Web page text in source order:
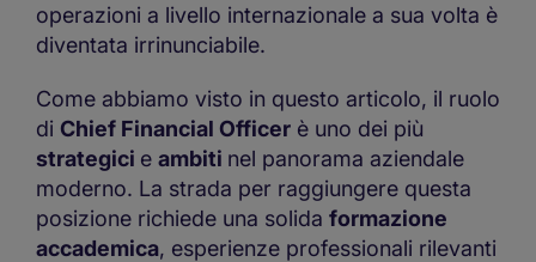
operazioni a livello internazionale a sua volta è
diventata irrinunciabile.
Come abbiamo visto in questo articolo, il ruolo
di Chief Financial Officer è uno dei più
strategici e ambiti nel panorama aziendale
moderno. La strada per raggiungere questa
posizione richiede una solida formazione
accademica, esperienze professionali rilevanti